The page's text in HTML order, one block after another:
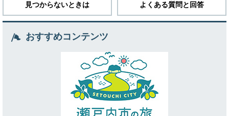
見つからないときは よくある質問と回答
おすすめコンテンツ